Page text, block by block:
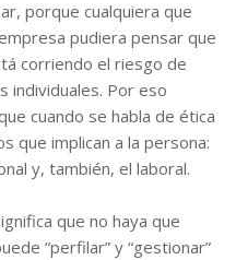
porque cualquiera que
pudiera pensar que
corriendo el riesgo de
individuales. Por eso
cuando se habla de ética
que implican a la persona:
y, también, el laboral.
que no haya que
“perfilar” y “gestionar”